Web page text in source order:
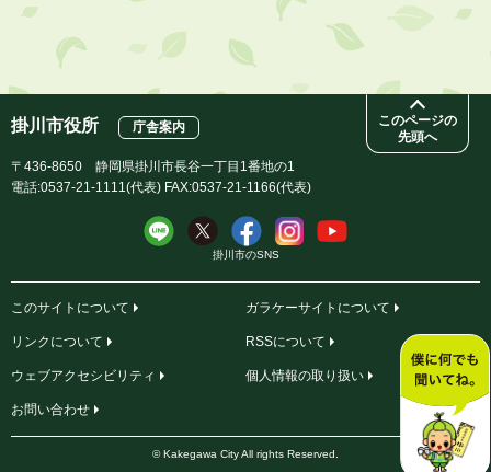
2026年8月1日
「かけがわ手話動画」で手話を学ぼう！
このページの
先頭へ
掛川市役所 庁舎案内
〒436-8650 静岡県掛川市長谷一丁目1番地の1
電話:0537-21-1111(代表) FAX:0537-21-1166(代表)
掛川市のSNS
このサイトについて ガラケーサイトについて
リンクについて RSSについて
ウェブアクセシビリティ 個人情報の取り扱い
お問い合わせ
© Kakegawa City All rights Reserved.